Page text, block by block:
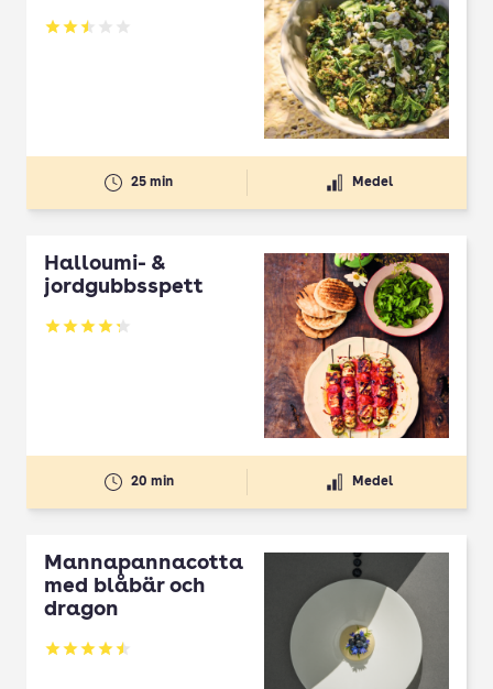
Betyg: 2.5 av 5
25 min Medel
Halloumi- &
jordgubbsspett
Betyg: 4.3 av 5
20 min Medel
Mannapannacotta
med blåbär och
dragon
Betyg: 4.5 av 5